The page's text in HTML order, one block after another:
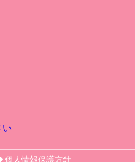
い
個人情報保護方針